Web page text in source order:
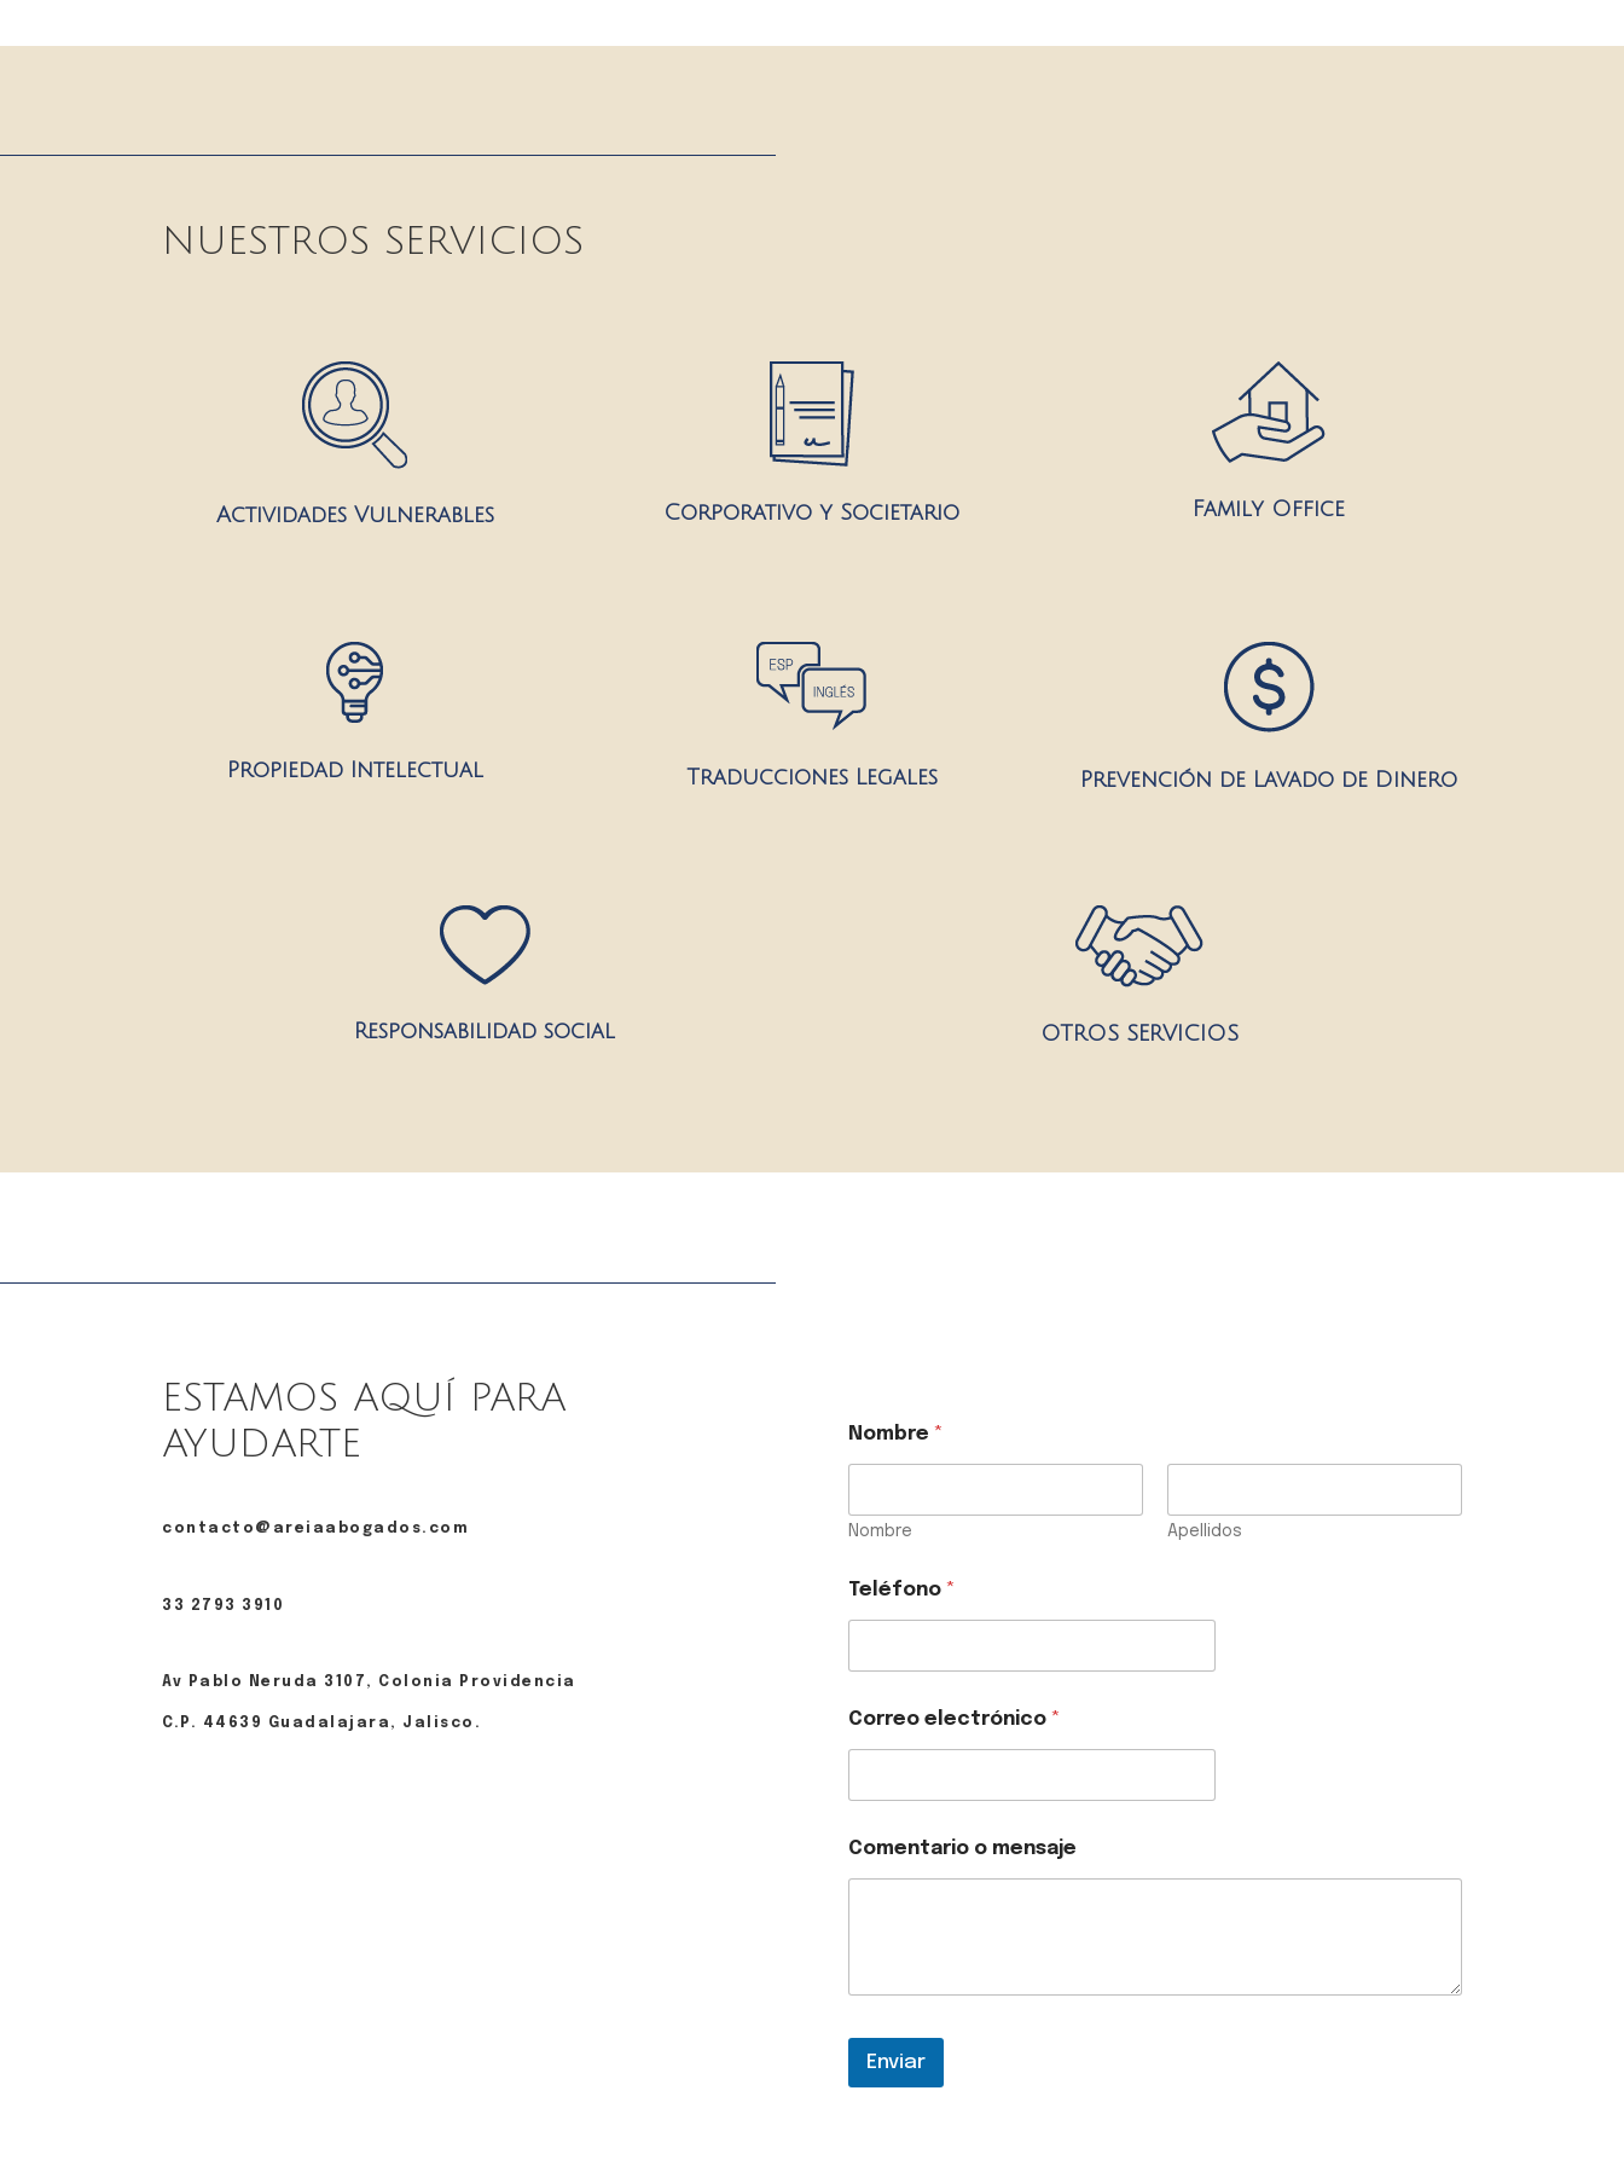
NUESTROS SERVICIOS
Actividades Vulnerables Corporativo y Societario Family Office
Propiedad Intelectual Traducciones Legales Prevención de Lavado de Dinero
Responsabilidad social OTROS SERVICIOS
ESTAMOS AQUÍ PARA
AYUDARTE
contacto@areiaabogados.com
33 2793 3910
Av Pablo Neruda 3107, Colonia Providencia
C.P. 44639 Guadalajara, Jalisco.
Nombre *
Nombre Apellidos
Teléfono *
Correo electrónico *
Comentario o mensaje
Enviar